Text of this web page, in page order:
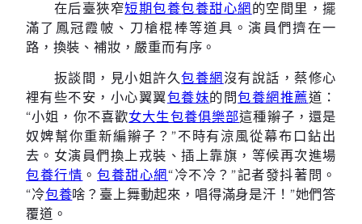
在后臺狹窄短期包養包養甜心網的空間里，擺
滿了鳳冠霞帔、刀槍棍棒等道具。演員們擠在一
路，換裝、補妝，嚴重而有序。
扳談間，見小姐許久包養網沒有說話，蔡修心
裡有些不安，小心翼翼包養妹的問包養網推薦道：
“小姐，你不喜歡女大生包養俱樂部這種辮子，還是
奴婢幫你重新編辮子？”不時有涼風從幕布口鉆出
去。女演員們換上戎裝、插上靠旗，等候再次進場
包養行情 。包養甜心網“冷不冷？”記者發抖著問。
“冷包養啥？臺上舞動起來，唱得滿身是汗！”她們答
覆道。